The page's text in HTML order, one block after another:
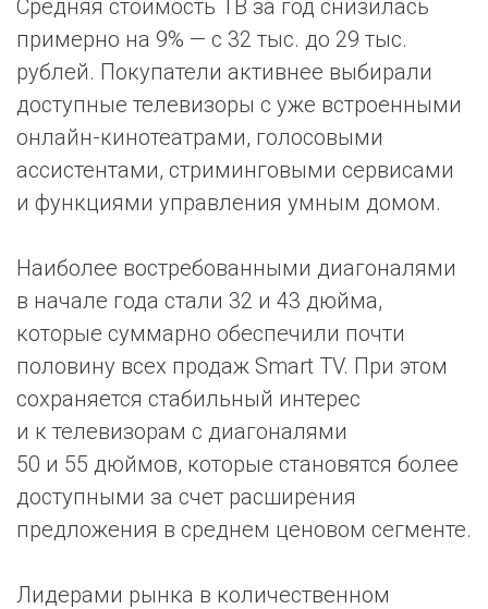
Средняя стоимость ТВ за год снизилась
примерно на 9% — с 32 тыс. до 29 тыс.
рублей. Покупатели активнее выбирали
доступные телевизоры с уже встроенными
онлайн-кинотеатрами, голосовыми
ассистентами, стриминговыми сервисами
и функциями управления умным домом.
Наиболее востребованными диагоналями
в начале года стали 32 и 43 дюйма,
которые суммарно обеспечили почти
половину всех продаж Smart TV. При этом
сохраняется стабильный интерес
и к телевизорам с диагоналями
50 и 55 дюймов, которые становятся более
доступными за счет расширения
предложения в среднем ценовом сегменте.
Лидерами рынка в количественном